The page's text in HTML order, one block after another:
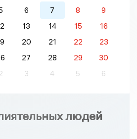
6 7 8
9
13 14 15
16
20 21 22
23
27 28 29
30
3 4 5 6
людей